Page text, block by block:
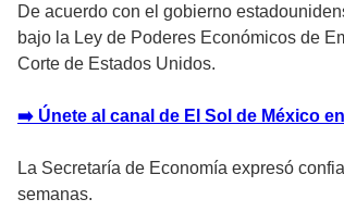
De acuerdo con el gobierno
bajo la Ley de Poderes Económicos de
Corte de Estados Unidos.
➡️ Únete al canal de El Sol de México
La Secretaría de Economía expresó
semanas.